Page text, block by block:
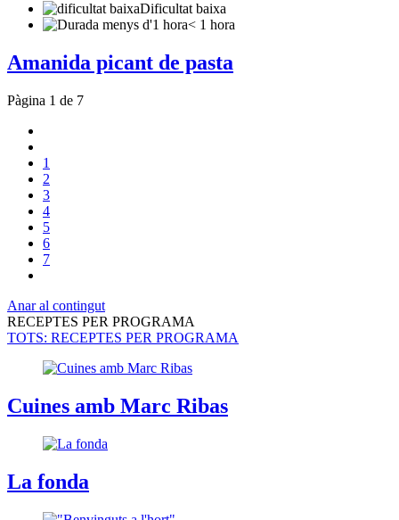
Dificultat baixa
< 1 hora
Amanida picant de pasta
Pàgina 1 de 7
1
2
3
4
5
6
7
Anar al contingut
RECEPTES PER PROGRAMA
TOTS: RECEPTES PER PROGRAMA
Cuines amb Marc Ribas
La fonda